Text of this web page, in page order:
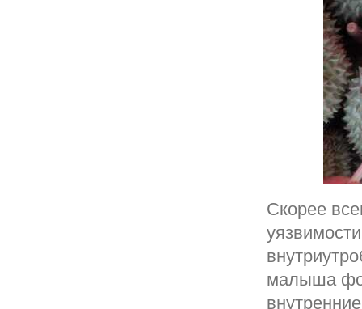
Скорее
малыша